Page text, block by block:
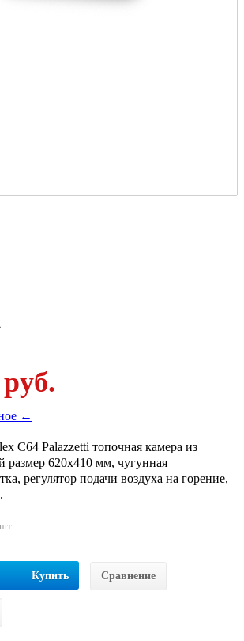
←
C64 Palazzetti топочная камера из
размер 620х410 мм, чугунная
регулятор подачи воздуха на горение,
Купить Сравнение